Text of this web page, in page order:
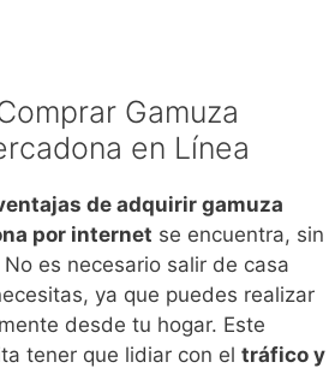
Gamuza
en Línea
de adquirir gamuza
por internet se encuentra, sin
No es necesario salir de casa
ya que puedes realizar
desde tu hogar. Este
tener que lidiar con el tráfico y